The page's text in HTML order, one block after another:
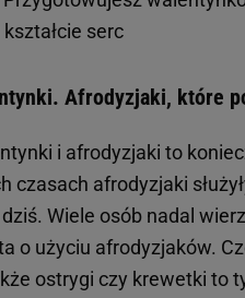
serc
Afrodyzjaki, które
i afrodyzjaki to
czasach afrodyzjaki
Wiele osób nadal
o użyciu afrodyzjaków.
ostrygi czy krewetki to